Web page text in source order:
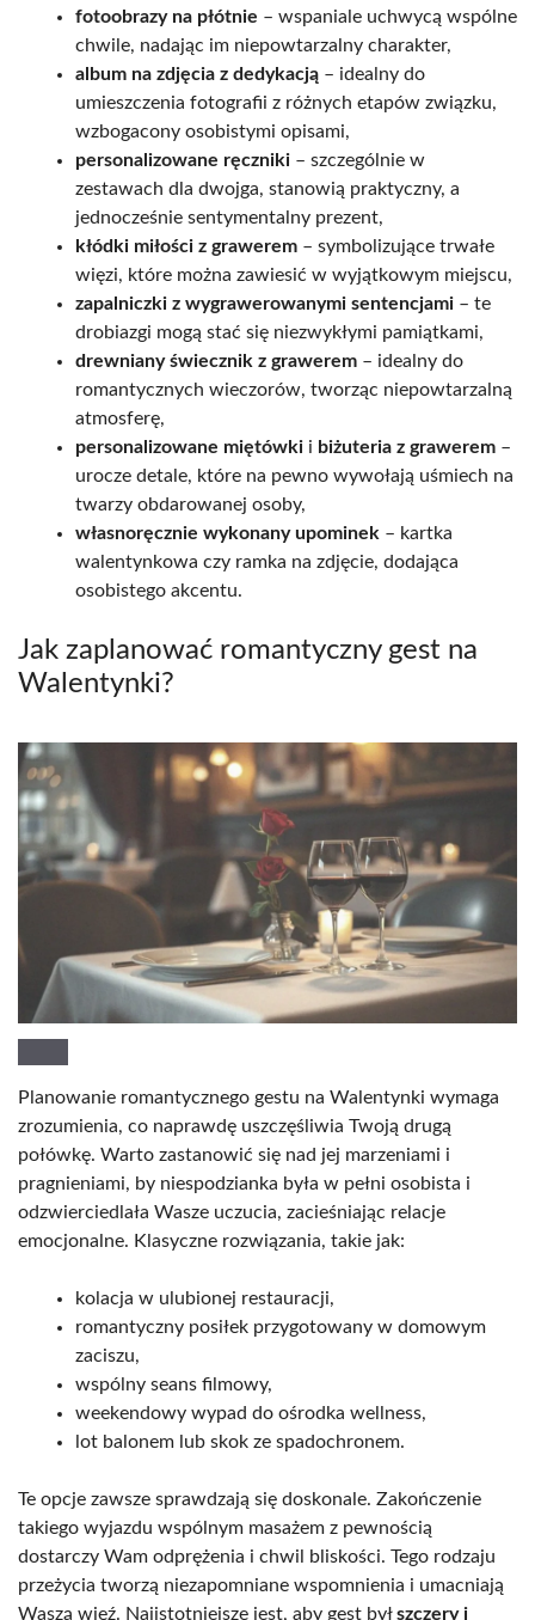
fotoobrazy na płótnie – wspaniale uchwycą wspólne
chwile, nadając im niepowtarzalny charakter,
album na zdjęcia z dedykacją – idealny do
umieszczenia fotografii z różnych etapów związku,
wzbogacony osobistymi opisami,
personalizowane ręczniki – szczególnie w
zestawach dla dwojga, stanowią praktyczny, a
jednocześnie sentymentalny prezent,
kłódki miłości z grawerem – symbolizujące trwałe
więzi, które można zawiesić w wyjątkowym miejscu,
zapalniczki z wygrawerowanymi sentencjami – te
drobiazgi mogą stać się niezwykłymi pamiątkami,
drewniany świecznik z grawerem – idealny do
romantycznych wieczorów, tworząc niepowtarzalną
atmosferę,
personalizowane miętówki i biżuteria z grawerem –
urocze detale, które na pewno wywołają uśmiech na
twarzy obdarowanej osoby,
własnoręcznie wykonany upominek – kartka
walentynkowa czy ramka na zdjęcie, dodająca
osobistego akcentu.
Jak zaplanować romantyczny gest na
Walentynki?
Planowanie romantycznego gestu na Walentynki wymaga
zrozumienia, co naprawdę uszczęśliwia Twoją drugą
połówkę. Warto zastanowić się nad jej marzeniami i
pragnieniami, by niespodzianka była w pełni osobista i
odzwierciedlała Wasze uczucia, zacieśniając relacje
emocjonalne. Klasyczne rozwiązania, takie jak:
kolacja w ulubionej restauracji,
romantyczny posiłek przygotowany w domowym
zaciszu,
wspólny seans filmowy,
weekendowy wypad do ośrodka wellness,
lot balonem lub skok ze spadochronem.
Te opcje zawsze sprawdzają się doskonale. Zakończenie
takiego wyjazdu wspólnym masażem z pewnością
dostarczy Wam odprężenia i chwil bliskości. Tego rodzaju
przeżycia tworzą niezapomniane wspomnienia i umacniają
Waszą więź. Najistotniejsze jest, aby gest byłszczery i